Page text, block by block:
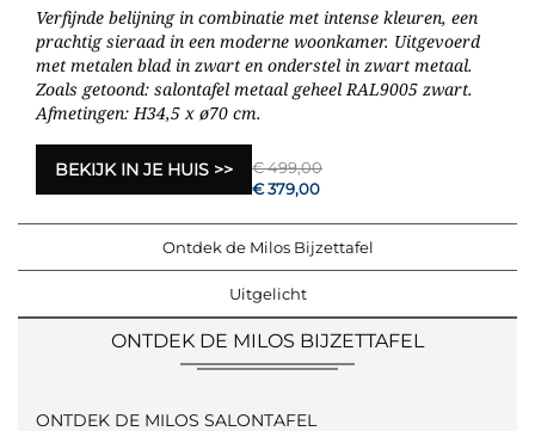
Verfijnde belijning in combinatie met intense kleuren, een
prachtig sieraad in een moderne woonkamer. Uitgevoerd
met metalen blad in zwart en onderstel in zwart metaal.
Zoals getoond: salontafel metaal geheel RAL9005 zwart.
Afmetingen: H34,5 x ø70 cm.
BEKIJK IN JE HUIS
€ 499,00
€ 379,00
Ontdek de Milos Bijzettafel
Uitgelicht
ONTDEK DE MILOS BIJZETTAFEL
ONTDEK DE MILOS SALONTAFEL